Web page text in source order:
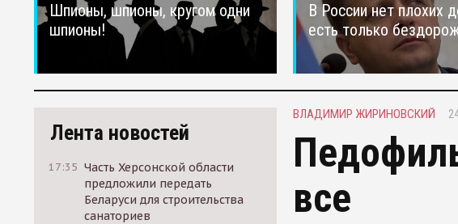
Шпионы, шпионы, кругом одни
шпионы!
В России нет плохих
есть только
Лента новостей
17:35 Часть Херсонской области
предложили передать
Беларуси для строительства
санаториев
ВЛАДИМИР ЖИРИНОВСКИЙ
все